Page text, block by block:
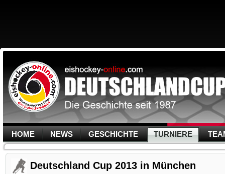
HOME NEWS GESCHICHTE TURNIERE
Deutschland Cup 2013 in München